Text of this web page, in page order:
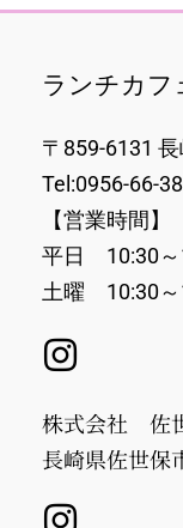
ランチカ
〒859-6131
Tel:0956-66-
【営業時間】
平日 10:30～
土曜 10:30～
株式会社 佐
長崎県佐世保